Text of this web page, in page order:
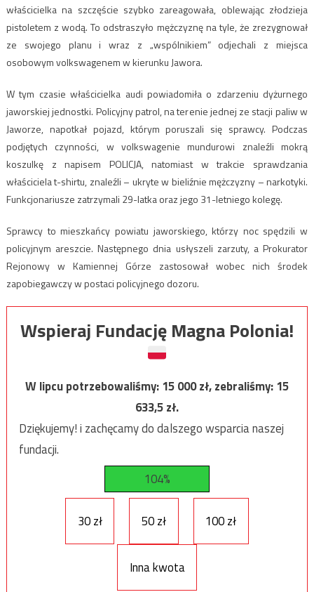
właścicielka na szczęście szybko zareagowała, oblewając złodzieja
pistoletem z wodą. To odstraszyło mężczyznę na tyle, że zrezygnował
ze swojego planu i wraz z „wspólnikiem” odjechali z miejsca
osobowym volkswagenem w kierunku Jawora.
W tym czasie właścicielka audi powiadomiła o zdarzeniu dyżurnego
jaworskiej jednostki. Policyjny patrol, na terenie jednej ze stacji paliw w
Jaworze, napotkał pojazd, którym poruszali się sprawcy. Podczas
podjętych czynności, w volkswagenie mundurowi znaleźli mokrą
koszulkę z napisem POLICJA, natomiast w trakcie sprawdzania
właściciela t-shirtu, znaleźli – ukryte w bieliźnie mężczyzny – narkotyki.
Funkcjonariusze zatrzymali 29-latka oraz jego 31-letniego kolegę.
Sprawcy to mieszkańcy powiatu jaworskiego, którzy noc spędzili w
policyjnym areszcie. Następnego dnia usłyszeli zarzuty, a Prokurator
Rejonowy w Kamiennej Górze zastosował wobec nich środek
zapobiegawczy w postaci policyjnego dozoru.
Wspieraj Fundację Magna Polonia!
W lipcu potrzebowaliśmy:15 000zł, zebraliśmy:15
633,5zł.
Dziękujemy! i zachęcamy do dalszego wsparcia naszej
fundacji.
104%
30 zł 50 zł 100 zł
Inna kwota